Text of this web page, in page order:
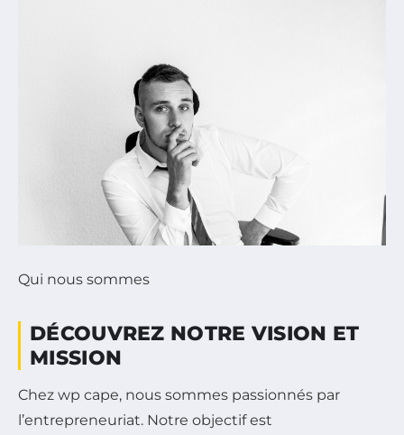
Qui nous sommes
DÉCOUVREZ NOTRE VISION ET
MISSION
Chez wp cape, nous sommes passionnés par
l’entrepreneuriat. Notre objectif est